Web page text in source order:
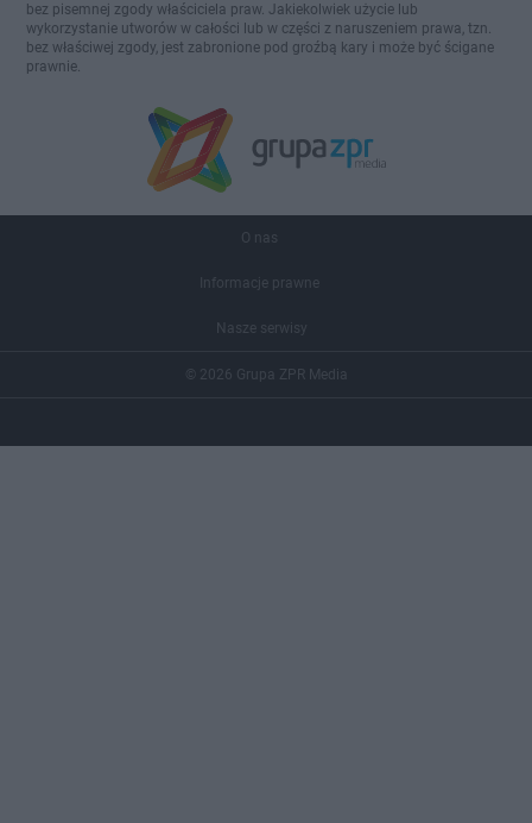
bez pisemnej zgody właściciela praw. Jakiekolwiek użycie lub
wykorzystanie utworów w całości lub w części z naruszeniem prawa, tzn.
bez właściwej zgody, jest zabronione pod groźbą kary i może być ścigane
prawnie.
O nas
Informacje prawne
Nasze serwisy
© 2026 Grupa ZPR Media